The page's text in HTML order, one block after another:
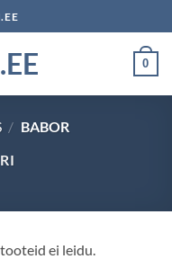
0
/ BABOR
ei leidu.